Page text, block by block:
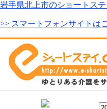
岩手県北上市のショートステ
>> スマートフォンサイトは